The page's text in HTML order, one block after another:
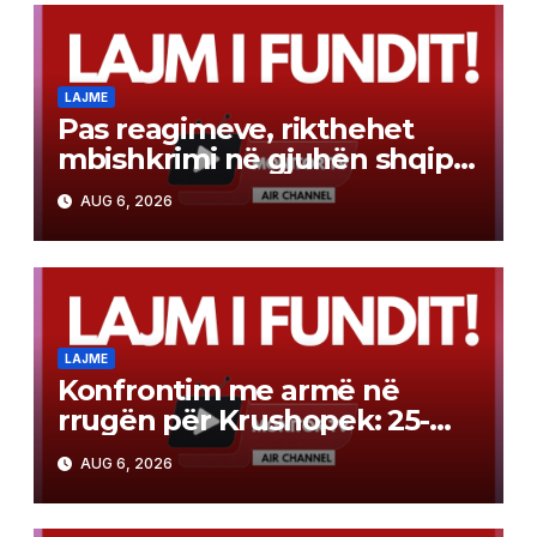
LAJME
Pas reagimeve, rikthehet
mbishkrimi në gjuhën shqipe
në tabelën kufitare
AUG 6, 2026
LAJME
Konfrontim me armë në
rrugën për Krushopek: 25-
vjeçari denoncon se u sulmua
me tytën e pistoletës
AUG 6, 2026